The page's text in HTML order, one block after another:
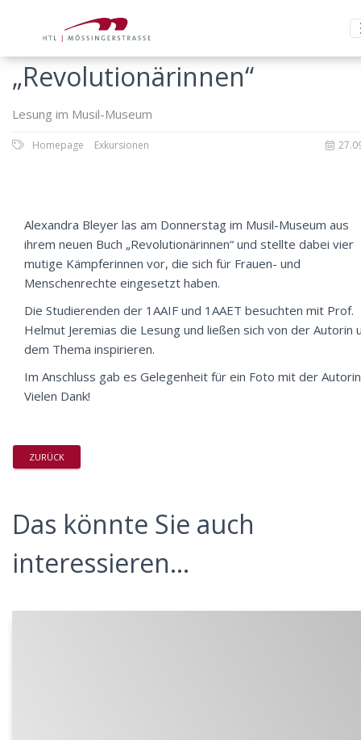
„Revolutionärinnen“
Lesung im Musil-Museum
Homepage Exkursionen
Alexandra Bleyer las am Donnerstag im Musil-Museum aus
ihrem neuen Buch „Revolutionärinnen“ und stellte dabei vier
mutige Kämpferinnen vor, die sich für Frauen- und
Menschenrechte eingesetzt haben.
Die Studierenden der 1AAIF und 1AAET besuchten mit Prof.
Helmut Jeremias die Lesung und ließen sich von der Autorin
dem Thema inspirieren.
Im Anschluss gab es Gelegenheit für ein Foto mit der
Vielen Dank!
ZURÜCK
Das könnte Sie auch
interessieren...